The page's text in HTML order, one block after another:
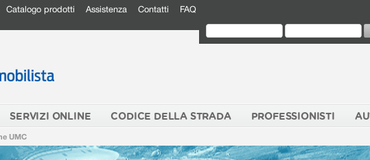
Catalogo prodotti Assistenza Contatti FAQ
SERVIZI ONLINE CODICE DELLA STRADA PROFESSIONISTI
UMC